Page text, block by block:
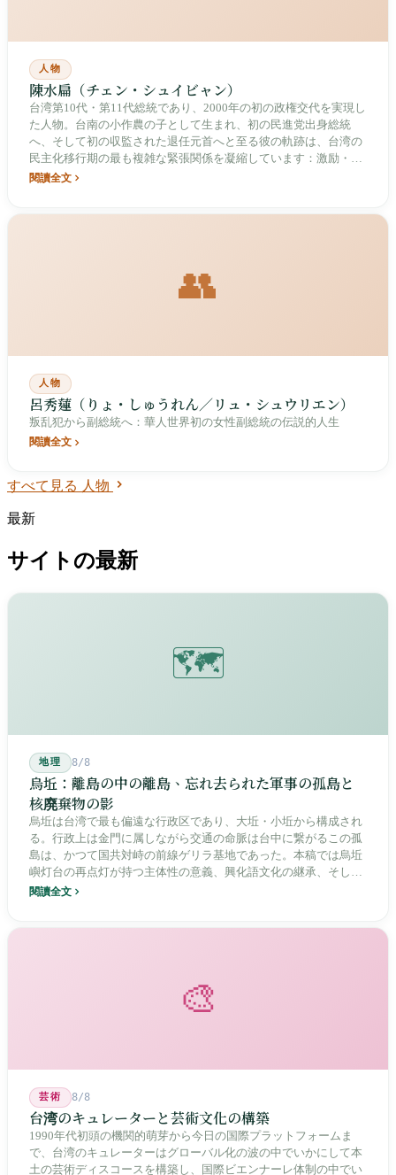
人物
陳水扁（チェン・シュイビャン）
台湾第10代・第11代総統であり、2000年の初の政権交代を実現し
た人物。台南の小作農の子として生まれ、初の民進党出身総統
へ、そして初の収監された退任元首へと至る彼の軌跡は、台湾の
民主化移行期の最も複雑な緊張関係を凝縮しています：激励・立
法の基盤構築・政治嵐・そして社会の分断。
閱讀全文
👥
人物
呂秀蓮（りょ・しゅうれん／リュ・シュウリエン）
叛乱犯から副総統へ：華人世界初の女性副総統の伝説的人生
閱讀全文
すべて見る 人物
最新
サイトの最新
🗺️
地理 8/8
烏坵：離島の中の離島、忘れ去られた軍事の孤島と
核廃棄物の影
烏坵は台湾で最も偏遠な行政区であり、大坵・小坵から構成され
る。行政上は金門に属しながら交通の命脈は台中に繋がるこの孤
島は、かつて国共対峙の前線ゲリラ基地であった。本稿では烏坵
嶼灯台の再点灯が持つ主体性の意義、興化語文化の継承、そして
20年にわたる核廃棄物処分場選定をめぐる住民投票の論争を深く
閱讀全文
🎨
芸術 8/8
台湾のキュレーターと芸術文化の構築
1990年代初頭の機関的萌芽から今日の国際プラットフォームま
で、台湾のキュレーターはグローバル化の波の中でいかにして本
土の芸術ディスコースを構築し、国際ビエンナーレ体制の中でい